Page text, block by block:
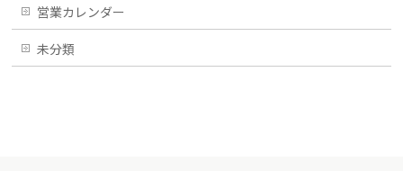
営業カレンダー
未分類